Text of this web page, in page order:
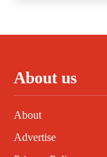
About us
About
Advertise